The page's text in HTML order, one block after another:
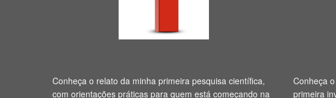
Conheça o relato da minha primeira pesquisa científica,
com orientações práticas para quem está começando na
Conheça
primeira